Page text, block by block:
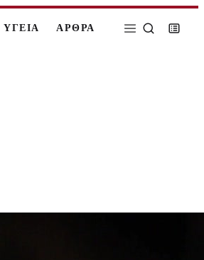
ΥΓΕΙΑ ΑΡΘΡΑ